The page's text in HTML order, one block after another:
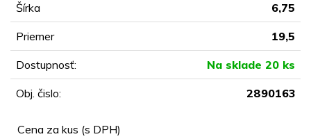
Šírka 6,75
Priemer 19,5
Dostupnosť: Na sklade 20 ks
Obj. čislo: 2890163
Cena za kus (s DPH)